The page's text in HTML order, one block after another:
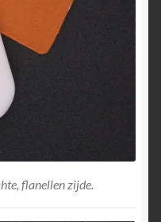
flanellen zijde.